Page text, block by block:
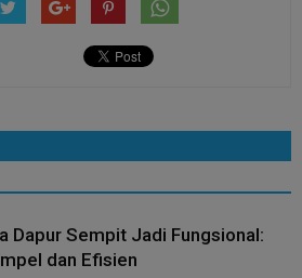
Dapur Sempit Jadi Fungsional:
dan Efisien